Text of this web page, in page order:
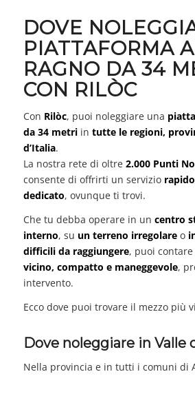
DOVE
PIATTAFORMA
RAGNO DA 34
CON RILÒC
Con Rilòc, puoi noleggiare una
da 34 metriin tutte le regioni,
d’Italia.
La nostra rete di oltre 2.000 Punti
consente di offrirti un servizio
dedicato, ovunque ti trovi.
Che tu debba operare in un centro
interno, su un terreno irregolareo
difficili da raggiungere, puoi
vicino, compatto e maneggevole,
intervento.
Ecco dove puoi trovare il mezzo più
Dove noleggiare in Valle
Nella provincia e in tutti i comuni di